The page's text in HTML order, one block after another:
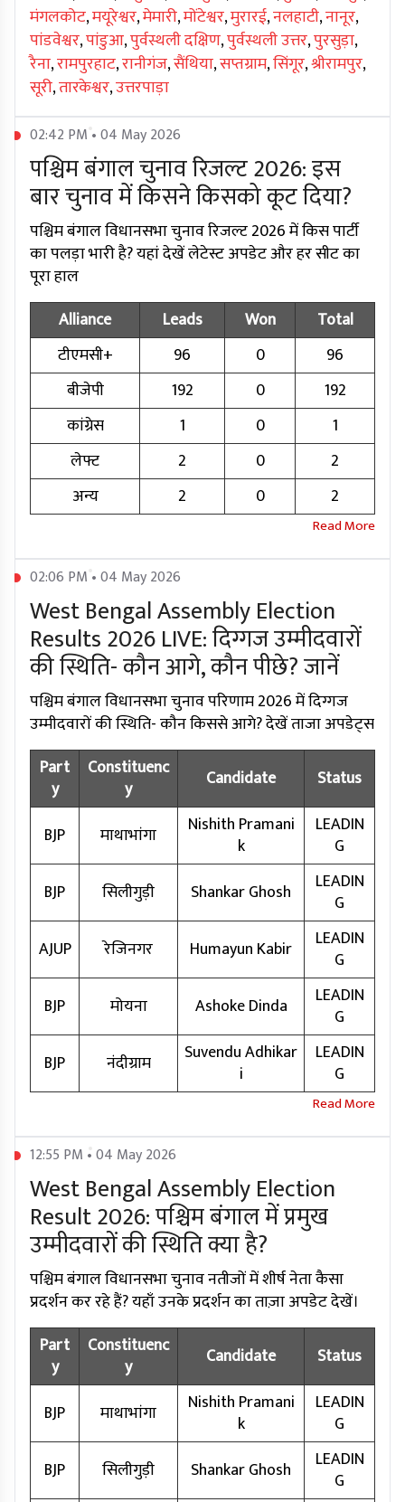
मंगलकोट,मयूरेश्वर,मेमारी,मोंटेश्वर,मुरारई,नलहाटी,नानूर,
पांडवेश्वर,पांडुआ,पुर्वस्थली दक्षिण,पुर्वस्थली उत्तर,पुरसुड़ा,
रैना,रामपुरहाट,रानीगंज,सैंथिया,सप्तग्राम,सिंगूर,श्रीरामपुर,
सूरी,तारकेश्वर,उत्तरपाड़ा
02:42 PM • 04 May 2026
पश्चिम बंगाल चुनाव रिजल्ट 2026: इस
बार चुनाव में किसने किसको कूट दिया?
पश्चिम बंगाल विधानसभा चुनाव रिजल्ट 2026 में किस पार्टी
का पलड़ा भारी है? यहां देखें लेटेस्ट अपडेट और हर सीट का
पूरा हाल
Alliance
Leads Won
Total
टीएमसी+
96 0
96
बीजेपी
192 0
192
कांग्रेस
1 0
1
लेफ्ट
2 0
2
अन्य
2 0 2
02:06 PM • 04 May 2026
West Bengal Assembly Election
Results 2026 LIVE: दिग्गज उम्मीदवारों
की स्थिति- कौन आगे, कौन पीछे? जानें
पश्चिम बंगाल विधानसभा चुनाव परिणाम 2026 में दिग्गज
उम्मीदवारों की स्थिति- कौन किससे आगे? देखें ताजा अपडेट्स
Part
y
Constituenc
y
Candidate Status
BJP माथाभांगा
Nishith Pramani
k
LEADIN
G
BJP
सिलीगुड़ी Shankar Ghosh
LEADIN
G
AJUP
रेजिनगर Humayun Kabir
LEADIN
G
BJP
मोयना Ashoke Dinda
LEADIN
G
BJP
नंदीग्राम
Suvendu Adhikar
i
LEADIN
G
12:55 PM • 04 May 2026
West Bengal Assembly Election
Result 2026: पश्चिम बंगाल में प्रमुख
उम्मीदवारों की स्थिति क्या है?
पश्चिम बंगाल विधानसभा चुनाव नतीजों में शीर्ष नेता कैसा
प्रदर्शन कर रहे हैं? यहाँ उनके प्रदर्शन का ताज़ा अपडेट देखें।
Part
y
Constituenc
y
Candidate Status
BJP माथाभांगा
Nishith Pramani
k
LEADIN
G
BJP
सिलीगुड़ी Shankar Ghosh
LEADIN
G